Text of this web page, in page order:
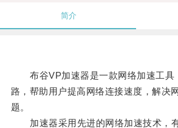
简介
布谷VP加速器是一款网络加速工具
路，帮助用户提高网络连接速度，解决
题。
加速器采用先进的网络加速技术，